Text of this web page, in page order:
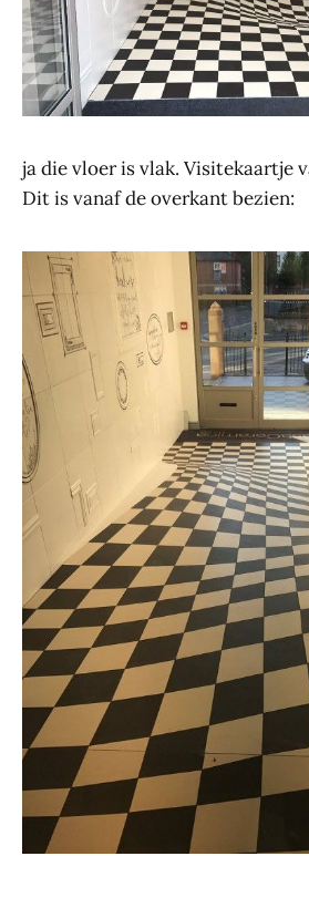
ja die vloer is vlak. Visitekaartje
Dit is vanaf de overkant bezien: